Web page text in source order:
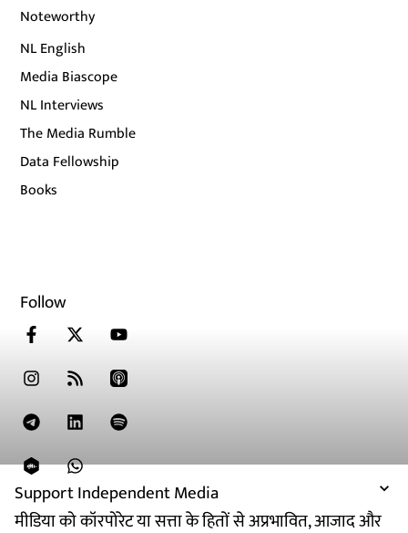
Support Independent Media
मीडिया को कॉरपोरेट या सत्ता के हितों से अप्रभावित, आजाद और
Noteworthy
NL English
Media Biascope
NL Interviews
The Media Rumble
Data Fellowship
Books
Follow